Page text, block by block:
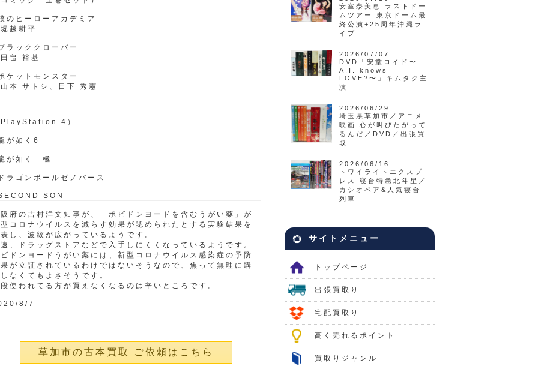
のヒーローアカデミア
越耕平
ラッククローバー
畠 裕基
ケットモンスター
サトシ、日下 秀憲
PlayStation 4）
が如く6
が如く 極
ラゴンボールゼノバース
SON
府の吉村洋文知事が、「ポビドンヨードを含むうがい薬」が
コロナウイルスを減らす効果が認められたとする実験結果を
し、波紋が広がっているようです。
、ドラッグストアなどで入手しにくくなっているようです。
ドンヨードうがい薬には、新型コロナウイルス感染症の予防
が立証されているわけではないそうなので、焦って無理に購
なくてもよさそうです。
使われてる方が買えなくなるのは辛いところです。
8/7
草加市の古本買取 ご依頼はこちら
安室奈美恵 ラストドー
ムツアー 東京ドーム最
終公演+25周年沖縄ラ
イブ
2026/07/07
DVD「安堂ロイド〜
A.I. knows
LOVE?〜」キムタク主
演
2026/06/29
埼玉県草加市／アニメ
映画 心が叫びたがって
るんだ／DVD／出張買
取
2026/06/16
トワイライトエクスプ
レス 寝台特急北斗星／
カシオペア&人気寝台
列車
サイトメニュー
トップページ
出張買取り
宅配買取り
高く売れるポイント
買取りジャンル